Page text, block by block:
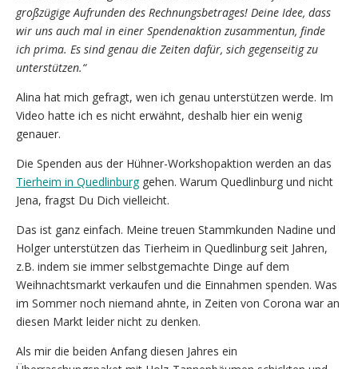
großzügige Aufrunden des Rechnungsbetrages! Deine Idee, dass
wir uns auch mal in einer Spendenaktion zusammentun, finde
ich prima. Es sind genau die Zeiten dafür, sich gegenseitig zu
unterstützen.“
Alina hat mich gefragt, wen ich genau unterstützen werde. Im
Video hatte ich es nicht erwähnt, deshalb hier ein wenig
genauer.
Die Spenden aus der Hühner-Workshopaktion werden an das
Tierheim in Quedlinburggehen. Warum Quedlinburg und nicht
Jena, fragst Du Dich vielleicht.
Das ist ganz einfach. Meine treuen Stammkunden Nadine und
Holger unterstützen das Tierheim in Quedlinburg seit Jahren,
z.B. indem sie immer selbstgemachte Dinge auf dem
Weihnachtsmarkt verkaufen und die Einnahmen spenden. Was
im Sommer noch niemand ahnte, in Zeiten von Corona war an
diesen Markt leider nicht zu denken.
Als mir die beiden Anfang diesen Jahres ein